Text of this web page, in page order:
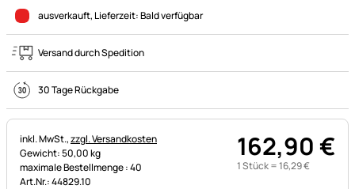
ausverkauft, Lieferzeit:Bald verfügbar
Versand durch Spedition
30 Tage Rückgabe
Steuerhinweis:
inkl. MwSt.,zzgl. Versandkosten
Gewicht: 50,00 kg
maximale Bestellmenge : 40
Art.Nr.: 44829.10
162,90€
1 Stück =16,29€